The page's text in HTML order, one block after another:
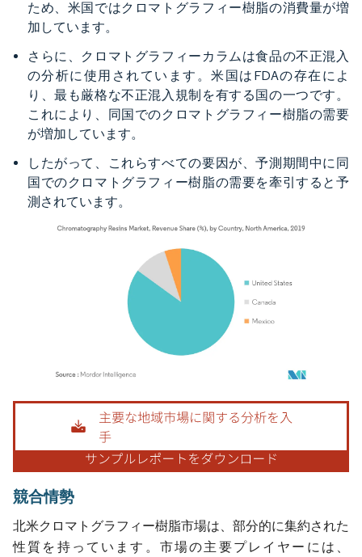
ため、米国ではクロマトグラフィー樹脂の消費量が増
加しています。
さらに、クロマトグラフィーカラムは食品の不正混入
の分析に使用されています。米国はFDAの存在によ
り、最も厳格な不正混入規制を有する国の一つです。
これにより、同国でのクロマトグラフィー樹脂の需要
が増加しています。
したがって、これらすべての要因が、予測期間中に同
国でのクロマトグラフィー樹脂の需要を牽引すると予
測されています。
画像 © Mordor Intelligence。再利用にはCC BY 4.0の表示が必要です。
競合情勢
北米クロマトグラフィー樹脂市場は、部分的に集約された
性質を持っています。市場の主要プレイヤーには、